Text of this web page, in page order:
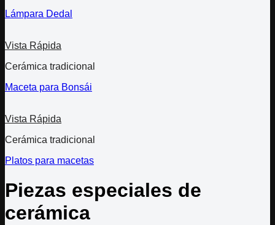
Lámpara Dedal
Vista Rápida
Cerámica tradicional
Maceta para Bonsái
Vista Rápida
Cerámica tradicional
Platos para macetas
Piezas especiales de
cerámica